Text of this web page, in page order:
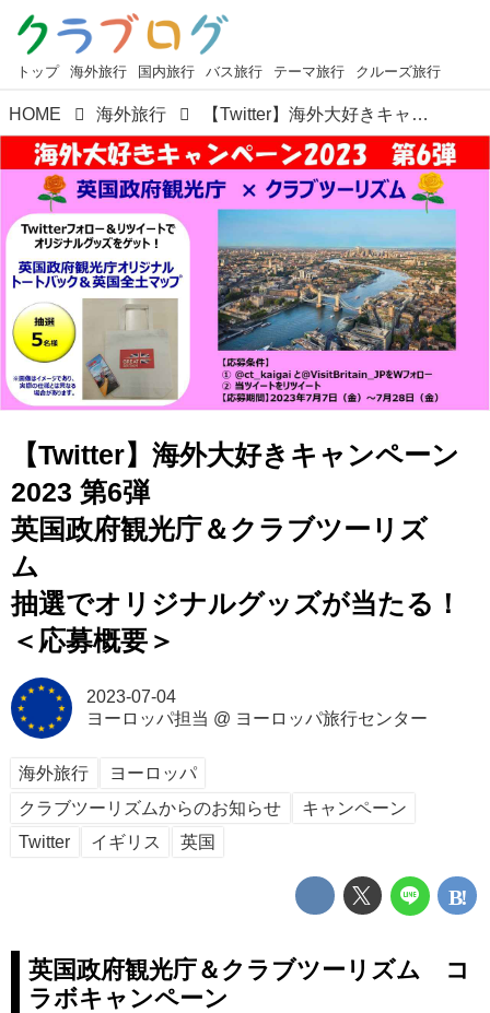
トップ 海外旅行 国内旅行 バス旅行 テーマ旅行 クルーズ旅行
HOME 海外旅行 【Twitter】海外大好きキャンペーン2023 第6弾 英国政府観光庁＆クラブツーリズム 抽選でオリジナルグッズが当たる！＜応募概要＞
【Twitter】海外大好きキャンペーン
2023 第6弾
英国政府観光庁＆クラブツーリズ
ム
抽選でオリジナルグッズが当たる！
＜応募概要＞
2023-07-04
ヨーロッパ担当 @ ヨーロッパ旅行センター
海外旅行
ヨーロッパ
クラブツーリズムからのお知らせ
キャンペーン
Twitter
イギリス 英国
英国政府観光庁＆クラブツーリズム コ
ラボキャンペーン